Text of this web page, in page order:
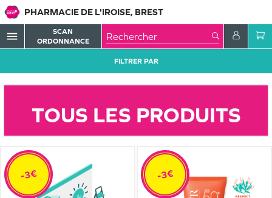
PHARMACIE DE L'IROISE, BREST
menu
SCAN
ORDONNANCE
FILTRER PAR
TOUS LES PRODUITS
-3€ -3€